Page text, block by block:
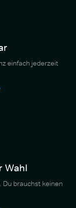
einfach jederzeit
Wahl
Du brauchst keinen